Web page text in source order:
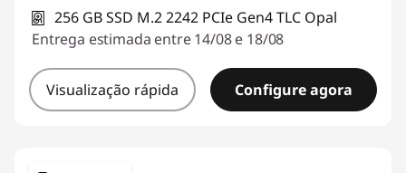
256 GB SSD M.2 2242 PCIe Gen4 TLC Opal
Entrega estimada entre 14/08 e 18/08
Visualização rápida Configure agora